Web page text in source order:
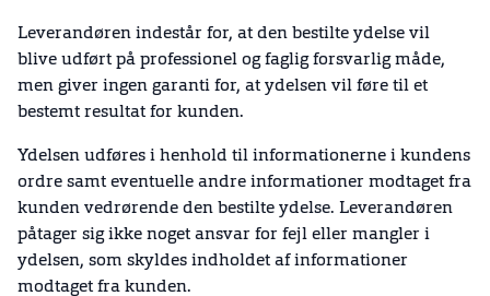
Leverandøren indestår for, at den bestilte ydelse vil
blive udført på professionel og faglig forsvarlig måde,
men giver ingen garanti for, at ydelsen vil føre til et
bestemt resultat for kunden.
Ydelsen udføres i henhold til informationerne i kundens
ordre samt eventuelle andre informationer modtaget fra
kunden vedrørende den bestilte ydelse. Leverandøren
påtager sig ikke noget ansvar for fejl eller mangler i
ydelsen, som skyldes indholdet af informationer
modtaget fra kunden.